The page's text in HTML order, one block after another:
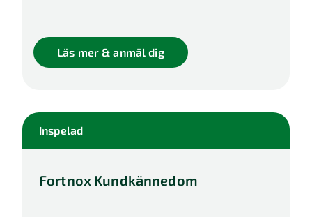
Läs mer & anmäl dig
Inspelad
Fortnox Kundkännedom